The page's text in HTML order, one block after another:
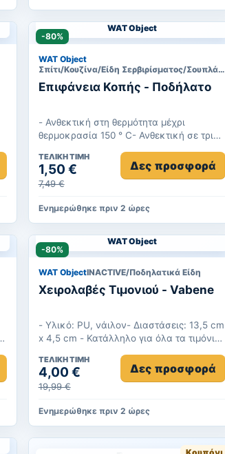
WAT Object
-80%
WAT Object
Σπίτι/Κουζίνα/Είδη Σερβιρίσματος/Σουπλά & Σουβέρ
Επιφάνεια Κοπής - Ποδήλατο
- Ανθεκτική στη θερμότητα μέχρι
θερμοκρασία 150 ° C- Ανθεκτική σε τριβή
ΤΕΛΙΚΉ ΤΙΜΉ
1,50 €
7,49 €
Δες προσφορά
Ενημερώθηκε πριν 2 ώρες
WAT Object
-80%
WAT ObjectINACTIVE/Ποδηλατικά Είδη
Χειρολαβές Τιμονιού - Vabene
- Υλικό: PU, νάιλον- Διαστάσεις: 13,5 cm
x 4,5 cm - Κατάλληλο για όλα τα τιμόνια
ΤΕΛΙΚΉ ΤΙΜΉ
4,00 €
19,99 €
Δες προσφορά
Ενημερώθηκε πριν 2 ώρες